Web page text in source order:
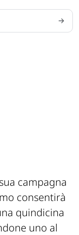
campagna
consentirà
quindicina
uno al